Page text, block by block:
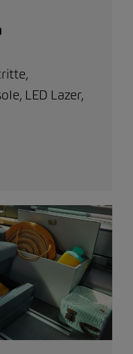
LED Lazer,